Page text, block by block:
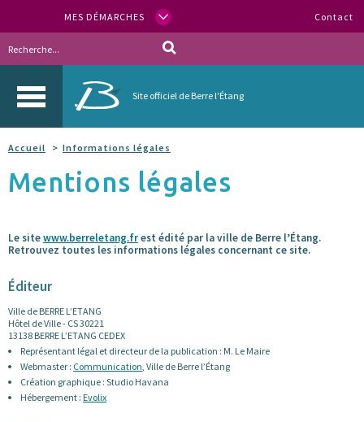
MES DÉMARCHES Contact
Site officiel de Berre l'Étang
Accueil Informations légales
Mentions légales
Le sitewww.berreletang.frest édité par la ville de Berre l’Étang.
Retrouvez toutes les informations légales concernant ce site.
Éditeur
Ville de BERRE L’ETANG
Hôtel de Ville - CS 30221
13138 BERRE L’ETANG CEDEX
Représentant légal et directeur de la publication : M. Le Maire
Webmaster : Communication , Ville de Berre l’Étang
Création graphique : Studio Havana
Hébergement : Evolix